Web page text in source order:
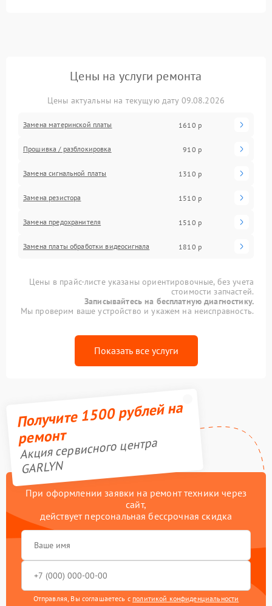
Цены на услуги ремонта
Цены актуальны на текущую дату 09.08.2026
Замена материнской платы 1610 р
Прошивка / разблокировка 910 р
Замена сигнальной платы 1310 р
Замена резистора 1510 р
Замена предохранителя 1510 р
Замена платы обработки видеосигнала 1810 р
Цены в прайс-листе указаны ориентировочные, без учета
стоимости запчастей.
Записывайтесь на бесплатную диагностику.
Мы проверим ваше устройство и укажем на неисправность.
Показать все услуги
Получите 1500 рублей на
ремонт
Акция сервисного центра
GARLYN
При оформлении заявки на ремонт техники через
сайт,
действует персональная бессрочная скидка
Отправляя, Вы соглашаетесь с политикой конфиденциальности